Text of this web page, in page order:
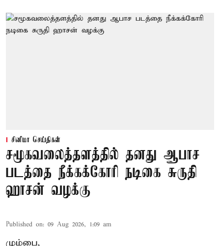
சினிமா செய்திகள்
சமூகவலைத்தளத்தில் தனது ஆபாச
படத்தை நீக்கக்கோரி நடிகை சுருதி
ஹாசன் வழக்கு
Published on: 09 Aug 2026, 1:09 am
மும்பை,